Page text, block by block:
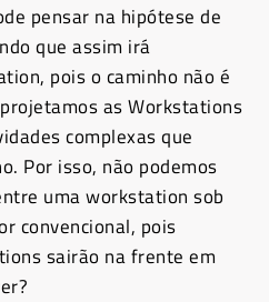
pensar na hipótese de
que assim irá
pois o caminho não é
as Workstations
complexas que
Por isso, não podemos
uma workstation sob
convencional, pois
sairão na frente em